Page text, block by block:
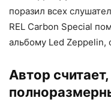
поразил всех
REL Carbon Special
альбому Led Zeppelin,
Автор